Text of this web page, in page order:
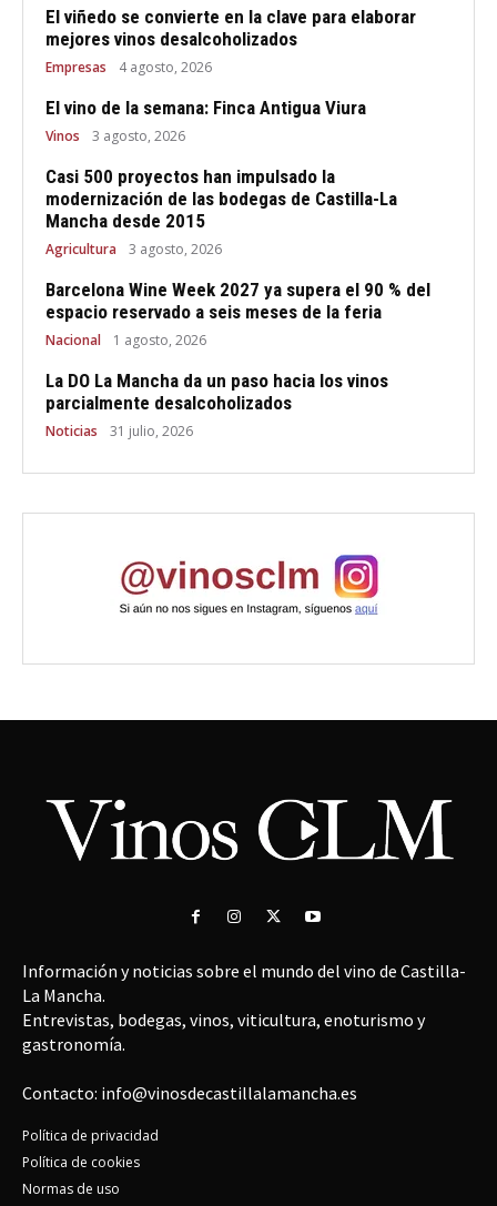
El viñedo se convierte en la clave para elaborar
mejores vinos desalcoholizados
Empresas 4 agosto, 2026
El vino de la semana: Finca Antigua Viura
Vinos 3 agosto, 2026
Casi 500 proyectos han impulsado la
modernización de las bodegas de Castilla-La
Mancha desde 2015
Agricultura 3 agosto, 2026
Barcelona Wine Week 2027 ya supera el 90 % del
espacio reservado a seis meses de la feria
Nacional 1 agosto, 2026
La DO La Mancha da un paso hacia los vinos
parcialmente desalcoholizados
Noticias 31 julio, 2026
Información y noticias sobre el mundo del vino de Castilla-
La Mancha.
Entrevistas, bodegas, vinos, viticultura, enoturismo y
gastronomía.
Contacto: info@vinosdecastillalamancha.es
Política de privacidad
Política de cookies
Normas de uso